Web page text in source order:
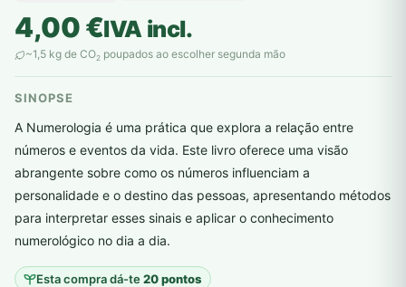
4,00€IVA incl.
~1,5 kg de CO2 poupados ao escolher segunda mão
SINOPSE
A Numerologia é uma prática que explora a relação entre
números e eventos da vida. Este livro oferece uma visão
abrangente sobre como os números influenciam a
personalidade e o destino das pessoas, apresentando métodos
para interpretar esses sinais e aplicar o conhecimento
numerológico no dia a dia.
Esta compra dá-te20 pontos